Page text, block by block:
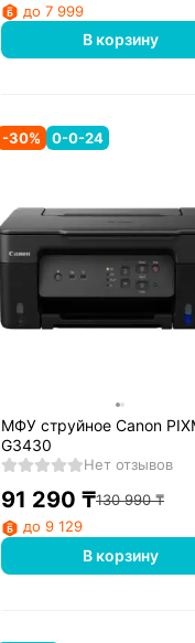
до 7 999
В корзину
-30% 0-0-24
МФУ струйное Canon
G3430
Нет отзывов
91 290 ₸130 990₸
до 9 129
В корзину